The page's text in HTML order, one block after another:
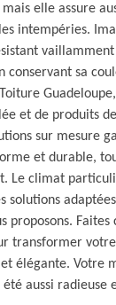
elle assure
intempéries.
conservant sa
et de produits
sur mesure
et durable,
Le climat
solutions
proposons.
transformer
élégante. Votre
aussi radieuse